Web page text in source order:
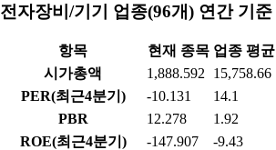
전자장비/기기 업종(96개) 연간 기준
항목 현재 종목 업종 평균
시가총액
1,888.592 15,758.66
PER(최근4분기)
-10.131 14.1
PBR
12.278 1.92
ROE(최근4분기)
-147.907 -9.43